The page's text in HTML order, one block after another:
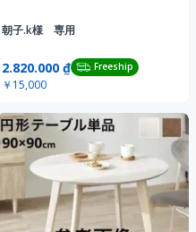
朝子.k様 専用
2.820.000 ₫ Freeship
￥15,000